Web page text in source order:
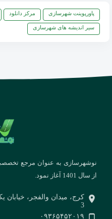
پاورپوینت شهرسازی مرکز دانلود
سیر اندیشه های شهرسازی
نوشهرسازی به عنوان مرجع
از سال 1401 آغاز نمود.
3
۰۹۳۶۵۴۵۲۰۱۹